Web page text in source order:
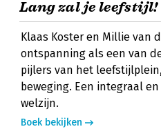
Lang zal je leefstijl!
Klaas Koster en Millie van
ontspanning als een van
pijlers van het
beweging. Een integraal
welzijn.
Boek bekijken